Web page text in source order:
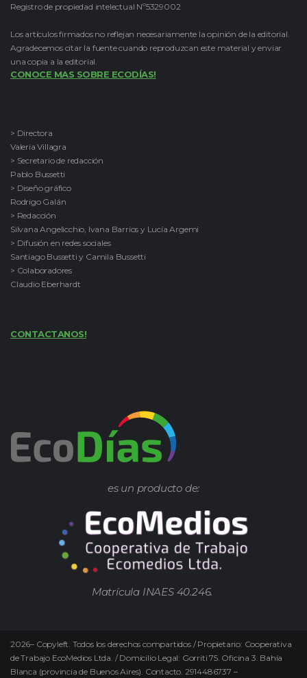
Registro de propiedad intelectual Nº5329002
Los artículos firmados no reflejan necesariamente la opinión de la editorial.
Agradecemos citar la fuente cuando reproduzcan este material y enviar
una copia a la editorial.
CONOCE MAS SOBRE ECODÍAS!
> Directora
Valeria Villagra
> Secretario de redacción
Pablo Bussetti
> Diseño gráfico
Rodrigo Galán
> Redacción
Silvana Angelicchio, Ivana Barrios y Lucía Argemi
> Difusión en redes sociales
Santiago Bussetti y Camila Bussetti
> Colaboradores
Claudio Eberhardt
CONTACTANOS!
es un producto de:
Matrícula INAES 40.246.
2026– Copyleft. Todos los derechos compartidos / Propietario: Cooperativa
de Trabajo EcoMedios Ltda. / Domicilio Legal: Gorriti 75. Oficina 3. Bahía
Blanca (provincia de Buenos Aires). Contacto. 2914486737 –